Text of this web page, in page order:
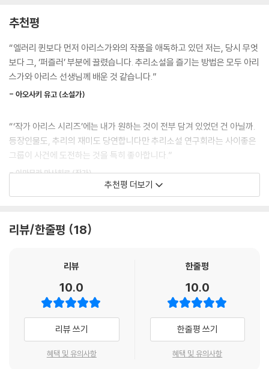
언뜻 보면 태도는 온화하지만 거절을 용납하지 않는 말투였다.
이 인간은 뭐지?
“한 가지 정정하지요. 가나가와 현경에 저처럼 불경한 소리를 하는 형사는
없습니다. 저는 수사에 협력하는 민간인입니다.”
그러면서 명함을 내밀었다. 에이토대학 사회학부 부교수, 히무라 히데오라
고 적혀 있었다.
‘그러니까…… 그래, 아버지도 아리스가와 아리스의 앞잡이야.
어쨌거나 아리스가와 아리스는 출판계 최대의 어둠이야. 금기 중의 금기.
아마 무서워서 업계에서 그 누구도 규탄하지 못하는 거야. 세상이 미쳐 돌
아가. 얽히지 않는 게 상책이야. 난 이미 늦었지만.
금서라고 들어봤지? 나는 기본적으로 언론 통제 행위를 일절 반대하지만,
--- 「유키 하루오, 〈아리스가와 아리스 안티의 수수께끼〉」 중에서
강가에 있는 빌딩 2층으로 올라가 가게 문을 열었다. 다른 손님도 있어서
화장실 문이 열렸다.
나는 무심코 화장실에서 나온 남자를 쳐다보았다.
그리고 그대로 얼어붙었다.
행각승이 있었다.
그것도 그날과 변함없는 모습으로.
스님. 20여 년이 지난 지금 그와 똑같은 남자가 나타나 나비에 얽힌 살인
시체의 실루엣은 말한다 _이마무라 마사히로
에이토대학교 추리소설 연구회(EMC) 멤버 오다가 취업 박람회에서 전해
들은 이상한 사건. 에가미 지로와 EMC 멤버들은 추리와 토론을 거듭해 하
작품은 물론 수많은 후학을 양성하며 미스터리의 한 축을 담당해 왔다. 아
야쓰지 유키토 등과 ’신본격 미스터리‘를 열어젖힌 1세대 작가로 평가되며,
초기 엘러리 퀸 스타일의 영향을 강하게 받았기에, 독자에게 단서를 공정
하게 제공하고 논리에 충실한 범인 찾기가 돋보이는 고전미 넘치는 미스터
즈로는 일종의 병렬 세계로 존재하는 ’작가 아리스 시리즈‘와 ’학생 아리스
시리즈‘가 있다. 시리즈를 구분하는 별칭은 왓슨 역할인 ’아리스‘의 신분에
서 따온 것이다.
’작가 아리스 시리즈‘에서는 에이토대학교 사회학부 부교수이자 임상범죄
학자인 히무라 히데오가, ’학생 아리스 시리즈‘에서는 에이토대학 추리소
기획을 허락하고 초조해하던 아리스가와 아리스의 걱정이 무색하게도 순
식간에 참여 작가가 정해졌다.
10관왕이라는 전무후무한 수상 경력을 남긴 《지뢰 글리코》(2024년)의
아오사키 유고, 제171회 나오키상 수상작인 《창궐》(2024년)의 이치호
미치, 베스트셀러 ’기억술사 시리즈‘의 저자이자 《꽃다발은 독》(2021년)
으로 미라이야 소설 대상을 수상한 오리가미 교야, 2년 연속 본격 미스터
추천평
“엘러리 퀸보다 먼저 아리스가와의 작품을 애독하고 있던 저는, 당시 무엇
보다 그, ‘퍼즐러’ 부분에 끌렸습니다. 추리소설을 즐기는 방법은 모두 아리
스가와 아리스 선생님께 배운 것 같습니다.”
- 아오사키 유고 (소설가)
“‘작가 아리스 시리즈’에는 내가 원하는 것이 전부 담겨 있었던 건 아닐까.
등장인물도, 추리의 재미도 당연합니다만 추리소설 연구회라는 사이좋은
그룹이 사건에 도전하는 것을 특히 좋아합니다.”
- 이마무라 마사히로 (작가)
속 페달을 밟아 끝까지 달린다.”
“원작자와 참여한 작가들의 이름값 때문이 아니라, 한 편 한 편이 정말 재
미있다. ‘아리스가와 아리스’에 헌정하는 기획이기 때문에 실현될 수 있었
- 미스터리 축제
추천평 더보기
리뷰/한줄평 18
리뷰
10.0
리뷰 쓰기
혜택 및 유의사항
한줄평
10.0
한줄평 쓰기
혜택 및 유의사항